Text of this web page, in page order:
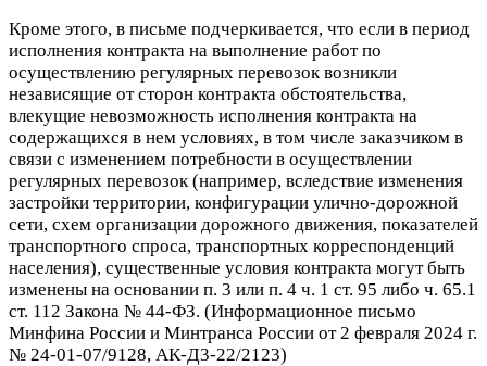
Кроме этого, в письме подчеркивается, что если в период
исполнения контракта на выполнение работ по
осуществлению регулярных перевозок возникли
независящие от сторон контракта обстоятельства,
влекущие невозможность исполнения контракта на
содержащихся в нем условиях, в том числе заказчиком в
связи с изменением потребности в осуществлении
регулярных перевозок (например, вследствие изменения
застройки территории, конфигурации улично-дорожной
сети, схем организации дорожного движения, показателей
транспортного спроса, транспортных корреспонденций
населения), существенные условия контракта могут быть
изменены на основании п. 3 или п. 4 ч. 1 ст. 95 либо ч. 65.1
ст. 112 Закона № 44-ФЗ. (Информационное письмо
Минфина России и Минтранса России от 2 февраля 2024 г.
№ 24-01-07/9128, АК-Д3-22/2123)